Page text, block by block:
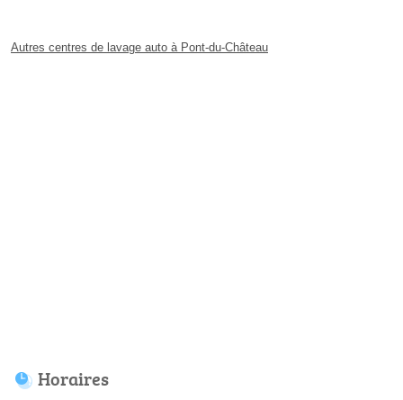
Autres centres de lavage auto à Pont-du-Château
Horaires